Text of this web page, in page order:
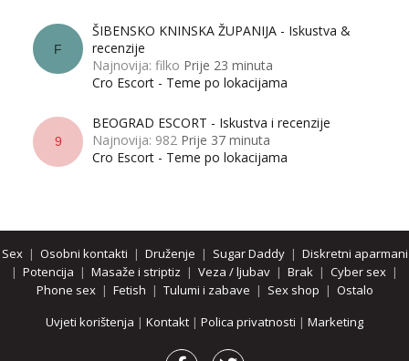
F
ŠIBENSKO KNINSKA ŽUPANIJA - Iskustva &
recenzije
Najnovija: filko Prije 23 minuta
Cro Escort - Teme po lokacijama
9
BEOGRAD ESCORT - Iskustva i recenzije
Najnovija: 982 Prije 37 minuta
Cro Escort - Teme po lokacijama
Sex| Osobni kontakti | Druženje | Sugar Daddy| Diskretni aparmani
| Potencija | Masaže i striptiz | Veza / ljubav | Brak | Cyber sex |
Phone sex| Fetish | Tulumi i zabave | Sex shop | Ostalo
Uvjeti korištenja | Kontakt | Polica privatnosti | Marketing